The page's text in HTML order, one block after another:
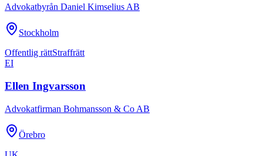
Advokatbyrån Daniel Kimselius AB
Stockholm
Offentlig rättStraffrätt
EI
Ellen Ingvarsson
Advokatfirman Bohmansson & Co AB
Örebro